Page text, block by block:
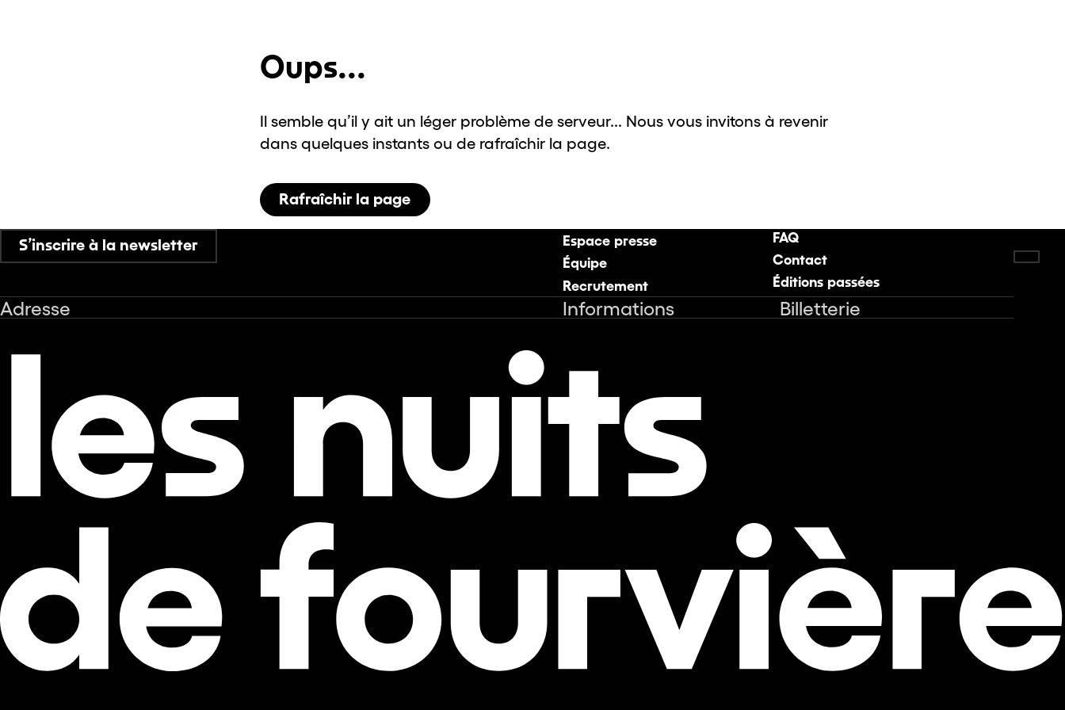
Oups...
Il semble qu’il y ait un léger problème de serveur... Nous vous invitons à revenir
dans quelques instants ou de rafraîchir la page.
Rafraîchir la page
S’inscrire à la newsletter
Espace presse
Équipe
Recrutement
FAQ
Contact
Éditions passées
Adresse Informations Billetterie